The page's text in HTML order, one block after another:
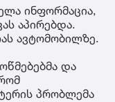
ინფორმაცია,
აპირებდა.
ავტომობილზე.
და
პრობლემა